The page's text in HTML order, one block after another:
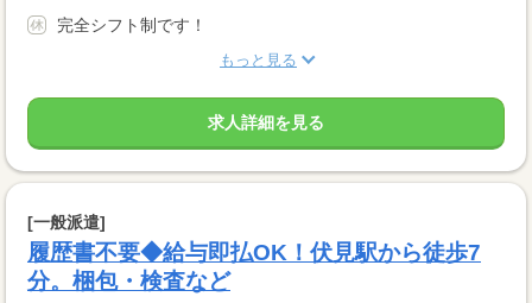
完全シフト制です！
もっと見る
求人詳細を見る
[一般派遣]
履歴書不要◆給与即払OK！伏見駅から徒歩7
分。梱包・検査など